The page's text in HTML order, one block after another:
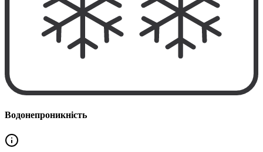
Водонепроникність